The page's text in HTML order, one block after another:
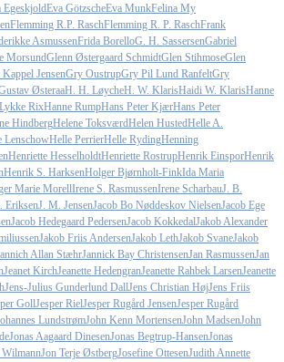
EgeskjoldEva GötzscheEva MunkFelina My
Flemming R.P. RaschFlemming R. P. RaschFrank
AsmussenFrida BorelloG. H. SassersenGabriel
MorsundGlenn Østergaard SchmidtGlen StihmoseGlen
JensenGry OustrupGry Pil Lund RanfeltGry
ØsteraaH. H. LøycheH. W. KlarisHaidi W. KlarisHanne
RixHanne RumpHans Peter KjærHans Peter
HindbergHelene ToksværdHelen HustedHelle A.
LenschowHelle PerrierHelle RydingHenning
Henriette HesselholdtHenriette RostrupHenrik EinsporHenrik
Henrik S. HarksenHolger Bjørnholt-FinkIda Maria
Marie MorellIrene S. RasmussenIrene ScharbauJ. B.
EriksenJ. M. JensenJacob Bo Nøddeskov NielsenJacob Ege
Jacob Hedegaard PedersenJacob KokkedalJakob Alexander
Jakob Friis AndersenJakob LethJakob SvaneJakob
Allan StæhrJannick Bay ChristensenJan RasmussenJan
Jeanet KirchJeanette HedengranJeanette Rahbek LarsenJeanette
Jens-Julius Gunderlund DallJens Christian HøjJens Friis
GollJesper RielJesper Rugård JensenJesper Rugård
LundstrømJohn Kenn MortensenJohn MadsenJohn
Jonas Aagaard DinesenJonas Begtrup-HansenJonas
WilmannJon Terje ØstbergJosefine OttesenJudith Annette